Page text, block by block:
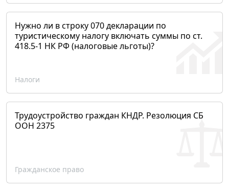
Нужно ли в строку 070 декларации по
туристическому налогу включать суммы по ст.
418.5-1 НК РФ (налоговые льготы)?
Налоги
Трудоустройство граждан КНДР. Резолюция СБ
ООН 2375
Гражданское право